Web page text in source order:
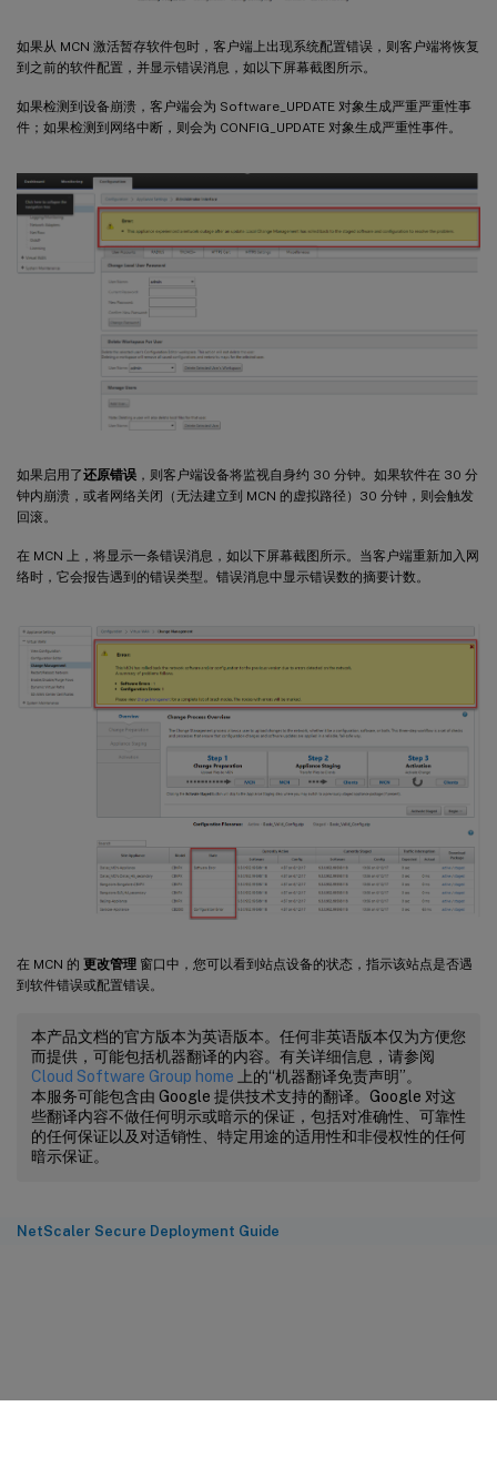
如果从 MCN 激活暂存软件包时，客户端上出现系统配置错误，则客户端将恢复
到之前的软件配置，并显示错误消息，如以下屏幕截图所示。
如果检测到设备崩溃，客户端会为 Software_UPDATE 对象生成严重严重性事
件；如果检测到网络中断，则会为 CONFIG_UPDATE 对象生成严重性事件。
如果启用了还原错误 ，则客户端设备将监视自身约 30 分钟。如果软件在 30 分
钟内崩溃，或者网络关闭（无法建立到 MCN 的虚拟路径）30 分钟，则会触发
回滚。
在 MCN 上，将显示一条错误消息，如以下屏幕截图所示。当客户端重新加入网
络时，它会报告遇到的错误类型。错误消息中显示错误数的摘要计数。
在 MCN 的 更改管理 窗口中，您可以看到站点设备的状态，指示该站点是否遇
到软件错误或配置错误。
本产品文档的官方版本为英语版本。任何非英语版本仅为方便您
而提供，可能包括机器翻译的内容。有关详细信息，请参阅
Cloud Software Group home 上的“机器翻译免责声明”。
本服务可能包含由 Google 提供技术支持的翻译。Google 对这
些翻译内容不做任何明示或暗示的保证，包括对准确性、可靠性
的任何保证以及对适销性、特定用途的适用性和非侵权性的任何
暗示保证。
NetScaler Secure Deployment Guide